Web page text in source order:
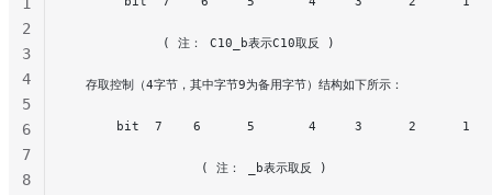
            ( 注： C10_b表示C10取反 )
  存取控制（4字节，其中字节9为备用字节）结构如下所示：
bit  7    6      5       4     3      2      1
                 ( 注： _b表示取反 )
2
3
4
5
6
7
8